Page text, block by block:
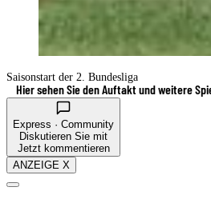
Saisonstart der 2. Bundesliga
Hier sehen Sie den Auftakt und weitere
Express · Community
Diskutieren Sie mit
Jetzt kommentieren
ANZEIGE X